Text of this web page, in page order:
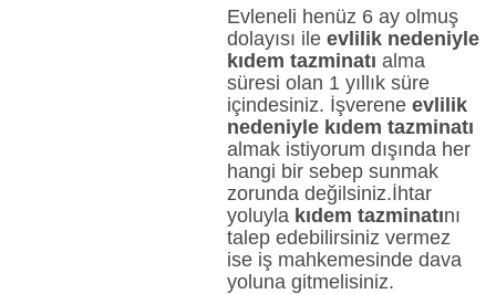
Evleneli henüz 6 ay olmuş
dolayısı ile evlilik nedeniyle
kıdem tazminatı alma
süresi olan 1 yıllık süre
içindesiniz. İşverene evlilik
nedeniyle kıdem tazminatı
almak istiyorum dışında her
hangi bir sebep sunmak
zorunda değilsiniz.İhtar
yoluyla kıdem tazminatını
talep edebilirsiniz vermez
ise iş mahkemesinde dava
yoluna gitmelisiniz.